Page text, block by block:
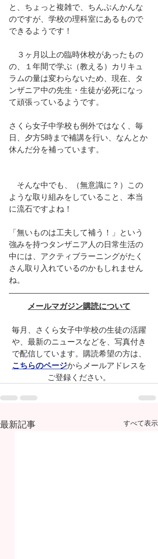
と、ちょっと複雑で、ちんぷんかんな
のですが、学校の理科室にあるもので
できるようです！
３ヶ月以上の臨時休校があったもの
の、１年間で学ぶ（教える）カリキュ
ラムの量は変わらないため、現在、タ
ンザニア中の先生・生徒が必死になっ
て頑張っているようです。
さくら女子中学校も例外ではなく、毎
日、夕方5時まで補講を行い、なんとか
休んだ分を補っています。
そんな中でも、（無意識に？）この
ような取り組みをしていること、本当
に流石ですよね！
「無いものは工夫して補う！」という
強みを持つタンザニア人の日常生活の
中には、アクティブラーニングがたく
さん取り入れているのかもしれません
ね。
メールマガジン購読について
毎月、さくら女子中学校の生徒の活躍
や、最新のニュースなどを、写真付き
で配信しています。購読希望の方は、
こちらのページからメールアドレスを
ご登録ください。
最新記事 すべて表示